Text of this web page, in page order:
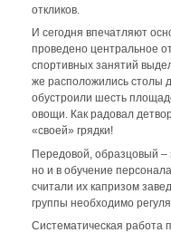
откликов.
И сегодня впечатляют
проведено центральное
спортивных занятий
же расположились столы
обустроили шесть
овощи. Как радовал
«своей» грядки!
Передовой, образцовый –
но и в обучение
считали их капризом
группы необходимо
Систематическая работа